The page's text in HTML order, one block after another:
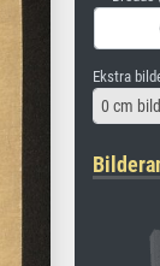
Ekstra
0 cm